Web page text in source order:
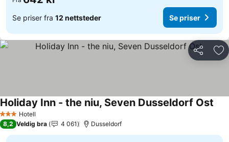
Se priser fra 12 nettsteder Se priser
Del
3 StjernerHotell
Holiday Inn - the niu, Seven Dusseldorf Ost
8,2 Veldig bra 4 061 Dusseldorf